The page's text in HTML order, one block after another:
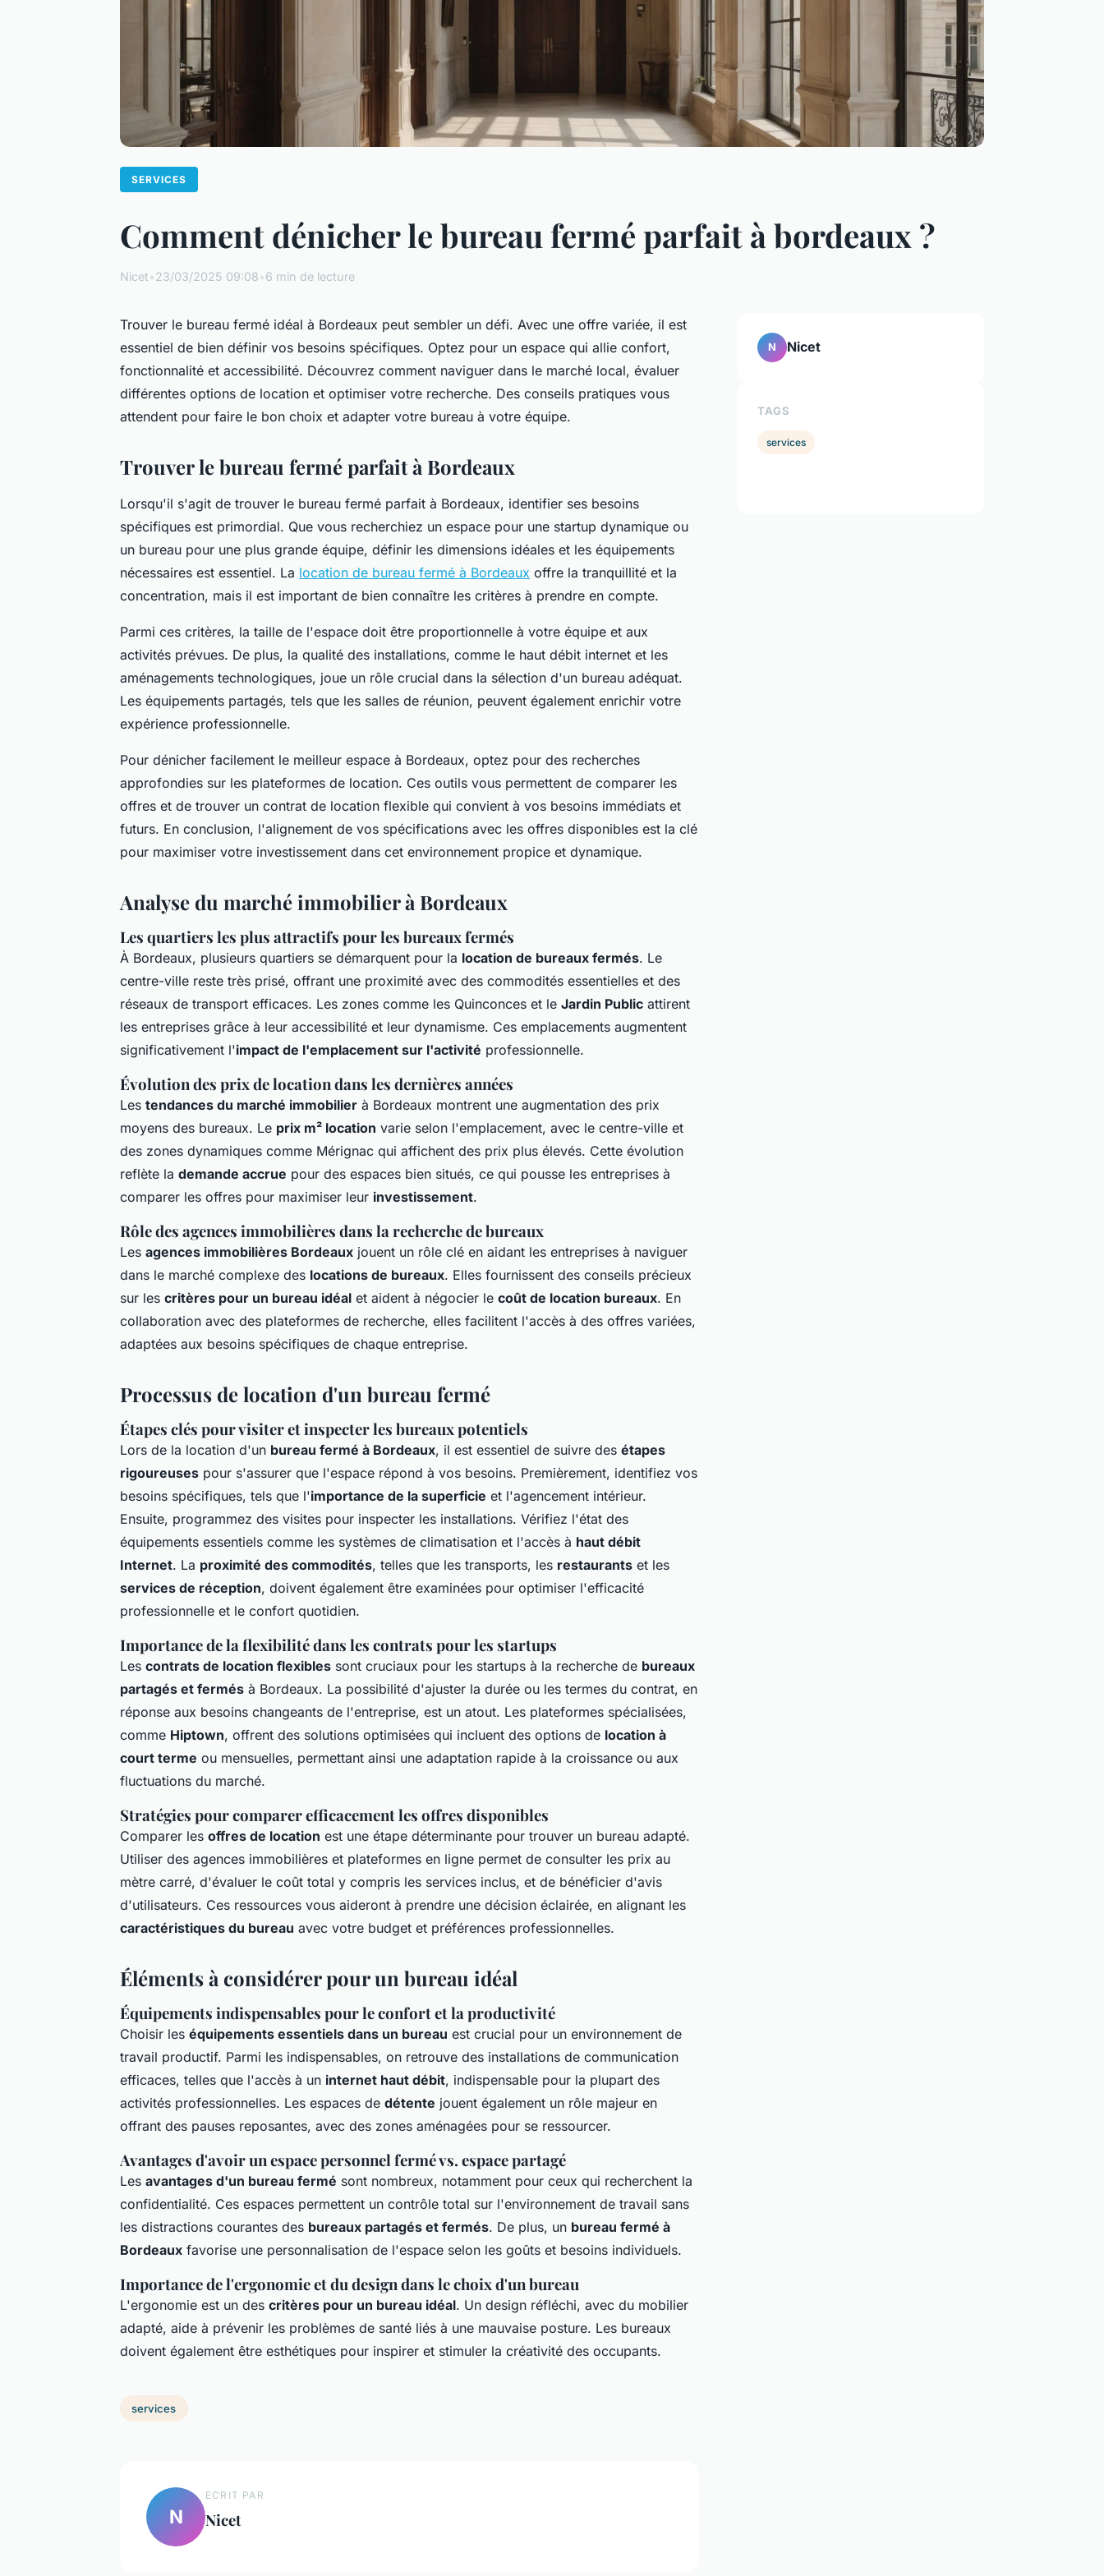
SERVICES
Comment dénicher le bureau fermé parfait à bordeaux ?
Nicet•23/03/2025 09:08•6 min de lecture
Trouver le bureau fermé idéal à Bordeaux peut sembler un défi. Avec une offre variée, il est
essentiel de bien définir vos besoins spécifiques. Optez pour un espace qui allie confort,
fonctionnalité et accessibilité. Découvrez comment naviguer dans le marché local, évaluer
différentes options de location et optimiser votre recherche. Des conseils pratiques vous
attendent pour faire le bon choix et adapter votre bureau à votre équipe.
Trouver le bureau fermé parfait à Bordeaux
Lorsqu'il s'agit de trouver le bureau fermé parfait à Bordeaux, identifier ses besoins
spécifiques est primordial. Que vous recherchiez un espace pour une startup dynamique ou
un bureau pour une plus grande équipe, définir les dimensions idéales et les équipements
nécessaires est essentiel. La location de bureau fermé à Bordeaux offre la tranquillité et la
concentration, mais il est important de bien connaître les critères à prendre en compte.
Parmi ces critères, la taille de l'espace doit être proportionnelle à votre équipe et aux
activités prévues. De plus, la qualité des installations, comme le haut débit internet et les
aménagements technologiques, joue un rôle crucial dans la sélection d'un bureau adéquat.
Les équipements partagés, tels que les salles de réunion, peuvent également enrichir votre
expérience professionnelle.
Pour dénicher facilement le meilleur espace à Bordeaux, optez pour des recherches
approfondies sur les plateformes de location. Ces outils vous permettent de comparer les
offres et de trouver un contrat de location flexible qui convient à vos besoins immédiats et
futurs. En conclusion, l'alignement de vos spécifications avec les offres disponibles est la clé
pour maximiser votre investissement dans cet environnement propice et dynamique.
Analyse du marché immobilier à Bordeaux
Les quartiers les plus attractifs pour les bureaux fermés
À Bordeaux, plusieurs quartiers se démarquent pour la location de bureaux fermés. Le
centre-ville reste très prisé, offrant une proximité avec des commodités essentielles et des
réseaux de transport efficaces. Les zones comme les Quinconces et le Jardin Public attirent
les entreprises grâce à leur accessibilité et leur dynamisme. Ces emplacements augmentent
significativement l'impact de l'emplacement sur l'activité professionnelle.
Évolution des prix de location dans les dernières années
Les tendances du marché immobilier à Bordeaux montrent une augmentation des prix
moyens des bureaux. Le prix m² location varie selon l'emplacement, avec le centre-ville et
des zones dynamiques comme Mérignac qui affichent des prix plus élevés. Cette évolution
reflète la demande accrue pour des espaces bien situés, ce qui pousse les entreprises à
comparer les offres pour maximiser leur investissement.
Rôle des agences immobilières dans la recherche de bureaux
Les agences immobilières Bordeaux jouent un rôle clé en aidant les entreprises à naviguer
dans le marché complexe des locations de bureaux. Elles fournissent des conseils précieux
sur les critères pour un bureau idéal et aident à négocier le coût de location bureaux. En
collaboration avec des plateformes de recherche, elles facilitent l'accès à des offres variées,
adaptées aux besoins spécifiques de chaque entreprise.
Processus de location d'un bureau fermé
Étapes clés pour visiter et inspecter les bureaux potentiels
Lors de la location d'un bureau fermé à Bordeaux, il est essentiel de suivre des étapes
rigoureuses pour s'assurer que l'espace répond à vos besoins. Premièrement, identifiez vos
besoins spécifiques, tels que l'importance de la superficie et l'agencement intérieur.
Ensuite, programmez des visites pour inspecter les installations. Vérifiez l'état des
équipements essentiels comme les systèmes de climatisation et l'accès à haut débit
Internet. La proximité des commodités, telles que les transports, les restaurants et les
services de réception, doivent également être examinées pour optimiser l'efficacité
professionnelle et le confort quotidien.
Importance de la flexibilité dans les contrats pour les startups
Les contrats de location flexibles sont cruciaux pour les startups à la recherche de bureaux
partagés et fermés à Bordeaux. La possibilité d'ajuster la durée ou les termes du contrat, en
réponse aux besoins changeants de l'entreprise, est un atout. Les plateformes spécialisées,
comme Hiptown, offrent des solutions optimisées qui incluent des options de location à
court terme ou mensuelles, permettant ainsi une adaptation rapide à la croissance ou aux
fluctuations du marché.
Stratégies pour comparer efficacement les offres disponibles
Comparer les offres de location est une étape déterminante pour trouver un bureau adapté.
Utiliser des agences immobilières et plateformes en ligne permet de consulter les prix au
mètre carré, d'évaluer le coût total y compris les services inclus, et de bénéficier d'avis
d'utilisateurs. Ces ressources vous aideront à prendre une décision éclairée, en alignant les
caractéristiques du bureau avec votre budget et préférences professionnelles.
Éléments à considérer pour un bureau idéal
Équipements indispensables pour le confort et la productivité
Choisir les équipements essentiels dans un bureau est crucial pour un environnement de
travail productif. Parmi les indispensables, on retrouve des installations de communication
efficaces, telles que l'accès à un internet haut débit, indispensable pour la plupart des
activités professionnelles. Les espaces de détente jouent également un rôle majeur en
offrant des pauses reposantes, avec des zones aménagées pour se ressourcer.
Avantages d'avoir un espace personnel fermé vs. espace partagé
Les avantages d'un bureau fermé sont nombreux, notamment pour ceux qui recherchent la
confidentialité. Ces espaces permettent un contrôle total sur l'environnement de travail sans
les distractions courantes des bureaux partagés et fermés. De plus, un bureau fermé à
Bordeaux favorise une personnalisation de l'espace selon les goûts et besoins individuels.
Importance de l'ergonomie et du design dans le choix d'un bureau
L'ergonomie est un des critères pour un bureau idéal. Un design réfléchi, avec du mobilier
adapté, aide à prévenir les problèmes de santé liés à une mauvaise posture. Les bureaux
doivent également être esthétiques pour inspirer et stimuler la créativité des occupants.
services
N
ECRIT PAR
Nicet
N Nicet
TAGS
services